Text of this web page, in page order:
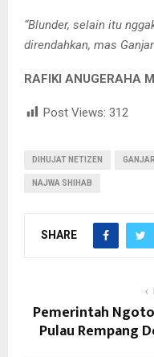
“Blunder, selain itu
direndahkan, mas Ganjar
RAFIKI ANUGERAHA
Post Views: 312
DIHUJAT NETIZEN
NAJWA SHIHAB
SHARE
Pemerintah
Pulau Rempang